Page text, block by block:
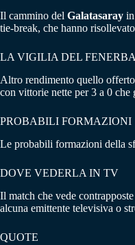
Il cammino del Galatasaray
tie-break, che hanno
LA VIGILIA DEL
Altro rendimento quello
con vittorie nette per 3 a 0
PROBABILI FORMAZIONI
Le probabili formazioni della
DOVE VEDERLA IN TV
Il match che vede
alcuna emittente televisiva o
QUOTE